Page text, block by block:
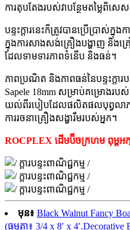
ការតុបតែងរបស់វាបន្ថែមតម្លៃពិសេ
បន្ទះក្តារនេះក៏ត្រូវបានប្រើប្រាស់
ក្នុងការសាងសង់គ្រឿងបង្ហាញ និងគ្
ដែលទាមទារភាពទំនើប និងធន់។
ភាពប្រណិត និងភាពធន់នៃបន្ទះក្តារប
Sapele 18mm សម្រាប់គម្រោងរបស់
យល់ពីរបៀបដែលផលិតផលបុព្វលាភ
ការរចនាគ្រឿងសង្ហារឹមរបស់អ្នក។
ROCPLEX ដើមប៊ីចក្រហម ពុម្ពអ
មុន៖ Black Walnut Fancy
(ធម្មតា៖ 3/4 x 8′ x